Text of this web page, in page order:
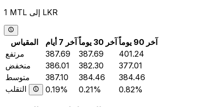
1 MTL إلى LKR
المقياس آخر 7 أيام آخر 30 يوماً
آخر 90 يوماً
مرتفع
387.69 387.69
401.24
منخفض
386.01 382.30
377.01
متوسط
387.10 384.46
384.46
التقلب
0.19% 0.21% 0.82%